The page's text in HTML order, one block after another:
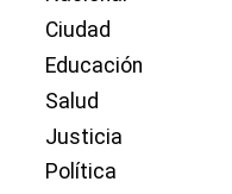
Ciudad
Educación
Salud
Justicia
Política